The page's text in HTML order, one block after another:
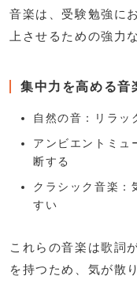
音楽は、受験勉強に
上させるための強力
集中力を高める音
自然の音：リラッ
アンビエントミュ
断する
クラシック音楽：
すい
これらの音楽は歌詞
を持つため、気が散